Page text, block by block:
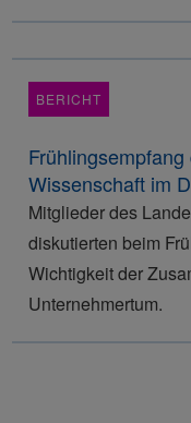
BERICHT
Wissenschaft im
Mitglieder des
diskutierten beim
Wichtigkeit der
Unternehmertum.